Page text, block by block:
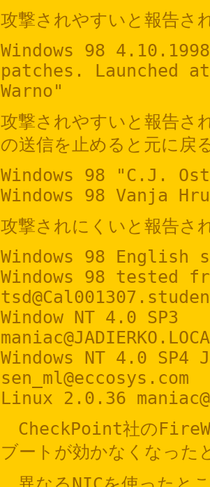
攻撃されやすいと報告
Windows 98
patches. Launched
Warno"
攻撃されやすいと報告さ
の送信を止めると元に戻
Windows 98 "C.J.
Windows 98 Vanja
攻撃されにくいと報告さ
Windows 98 English
Windows 98 tested
Window NT 4.0 SP3
Windows NT 4.0 SP4
sen_ml@eccosys.com
Linux 2.0.36
CheckPoint社の
ブートが効かなくなった